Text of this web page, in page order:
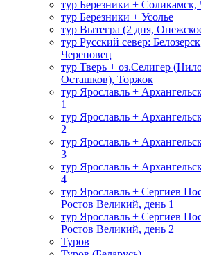
тур Березники +
тур Березники + Усолье
тур Вытегра (2 дня,
тур Русский север:
Череповец
тур Тверь + оз.Селигер
Осташков), Торжок
тур Ярославль +
1
тур Ярославль +
2
тур Ярославль +
3
тур Ярославль +
4
тур Ярославль + Сергиев
Ростов Великий, день 1
тур Ярославль + Сергиев
Ростов Великий, день 2
Туров